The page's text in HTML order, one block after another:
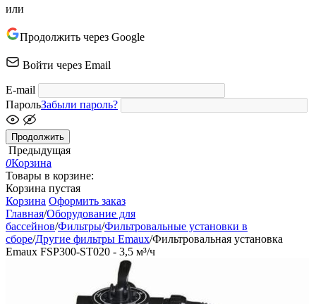
или
Продолжить через Google
Войти через Email
E-mail
ПарольЗабыли пароль?
Продолжить
Предыдущая
0Корзина
Товары в корзине:
Корзина пустая
Корзина Оформить заказ
Главная/Оборудование для
бассейнов/Фильтры/Фильтровальные установки в
сборе/Другие фильтры Emaux/Фильтровальная установка
Emaux FSP300-ST020 - 3,5 м³/ч